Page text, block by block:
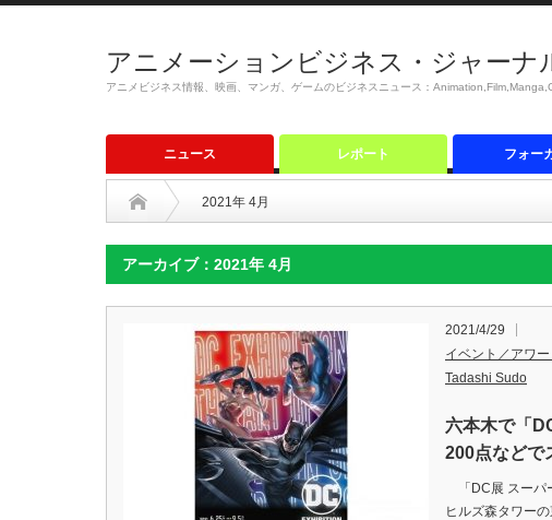
アニメーションビジネス・ジャーナ
アニメビジネス情報、映画、マンガ、ゲームのビジネスニュース：
ニュース レポート フォー
2021年 4月
アーカイブ：2021年 4月
2021/4/29
イベント／アワー
Tadashi Sudo
六本木で「
200点などで
「DC展 スーパ
ヒルズ森タワー